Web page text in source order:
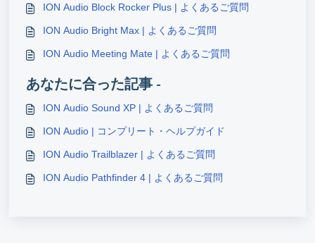
ION Audio Block Rocker Plus | よくあるご質問
ION Audio Bright Max | よくあるご質問
ION Audio Meeting Mate | よくあるご質問
あなたに合った記事 -
ION Audio Sound XP | よくあるご質問
ION Audio | コンプリート・ヘルプガイド
ION Audio Trailblazer | よくあるご質問
ION Audio Pathfinder 4 | よくあるご質問